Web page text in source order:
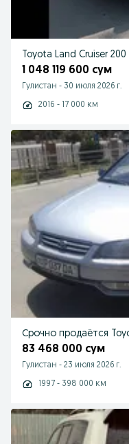
Toyota Land Cruiser 200
1 048 119 600 сум
Гулистан - 30 июля 2026 г.
2016 - 17 000 км
Срочно продаётся
83 468 000 сум
Гулистан - 23 июля 2026 г.
1997 - 398 000 км